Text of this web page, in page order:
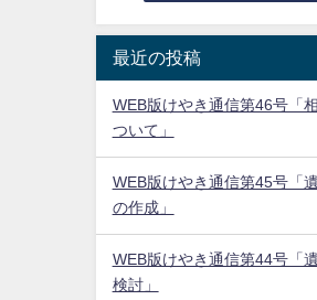
最近の投稿
WEB版けやき通信第46号「
ついて」
WEB版けやき通信第45号「
の作成」
WEB版けやき通信第44号「
検討」